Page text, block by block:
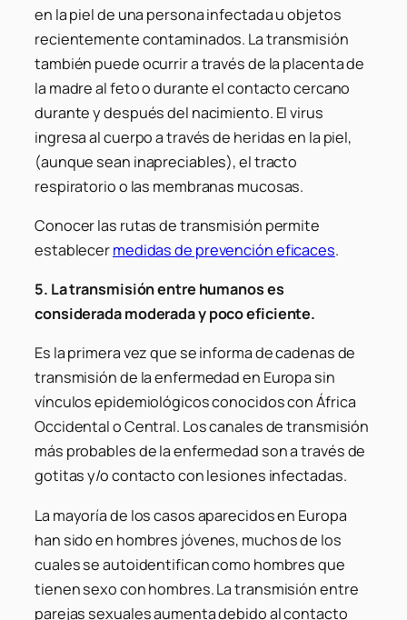
en la piel de una persona infectada u objetos
recientemente contaminados. La transmisión
también puede ocurrir a través de la placenta de
la madre al feto o durante el contacto cercano
durante y después del nacimiento. El virus
ingresa al cuerpo a través de heridas en la piel,
(aunque sean inapreciables), el tracto
respiratorio o las membranas mucosas.
Conocer las rutas de transmisión permite
establecermedidas de prevención eficaces.
5. La transmisión entre humanos es
considerada moderada y poco eficiente.
Es la primera vez que se informa de cadenas de
transmisión de la enfermedad en Europa sin
vínculos epidemiológicos conocidos con África
Occidental o Central. Los canales de transmisión
más probables de la enfermedad son a través de
gotitas y/o contacto con lesiones infectadas.
La mayoría de los casos aparecidos en Europa
han sido en hombres jóvenes, muchos de los
cuales se autoidentifican como hombres que
tienen sexo con hombres. La transmisión entre
parejas sexuales aumenta debido al contacto